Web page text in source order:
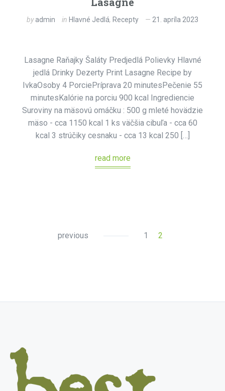
byadmin in Hlavné Jedlá, Recepty 21. apríla 2023
Lasagne Raňajky Šaláty Predjedlá Polievky Hlavné
jedlá Drinky Dezerty Print Lasagne Recipe by
IvkaOsoby 4 PorciePríprava 20 minutesPečenie 55
minutesKalórie na porciu 900 kcal Ingrediencie
Suroviny na mäsovú omáčku : 500 g mleté hovädzie
mäso - cca 1150 kcal 1 ks väčšia cibuľa - cca 60
kcal 3 strúčiky cesnaku - cca 13 kcal 250 […]
read more
previous 1 2